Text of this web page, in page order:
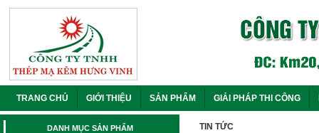
TRANG CHỦ GIỚI THIỆU SẢN PHẨM GIẢI PHÁP THI CÔNG
DANH MỤC SẢN PHẨM TIN TỨC